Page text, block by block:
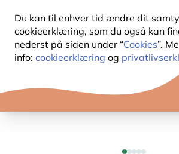
Du kan til enhver tid ændre dit
cookieerklæring, som du også kan
nederst på siden under “Cookies”.
info: cookieerklæring og